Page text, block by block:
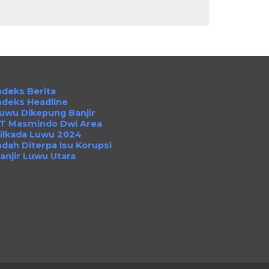
Berita
Headline
Dikepung Banjir
Masmindo Dwi Area
Luwu 2024
Diterpa Isu Korupsi
Luwu Utara